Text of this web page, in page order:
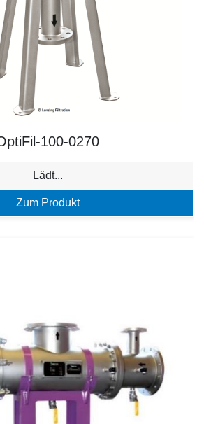
100-0270
Lädt...
Zum Produkt